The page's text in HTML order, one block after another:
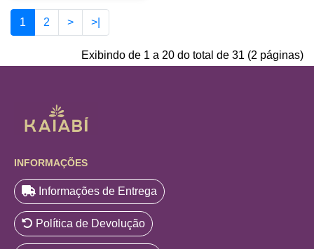
1 2 > >|
Exibindo de 1 a 20 do total de 31 (2 páginas)
INFORMAÇÕES
Informações de Entrega
Política de Devolução